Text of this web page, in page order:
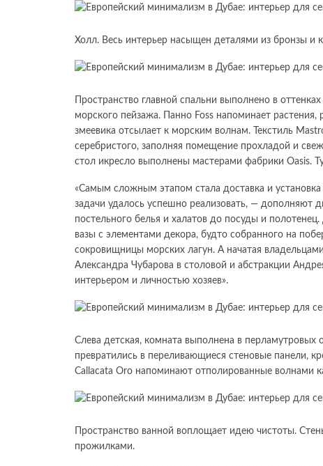
Холл. Весь интерьер насыщен деталями из бронзы и
Пространство главной спальни выполнено в
морского пейзажа. Панно Foss напоминает
змеевика отсылает к морским волнам. Текстиль
серебристого, заполняя помещение прохладой и
стол икресло выполнены мастерами фабрики Oasis.
«Самым сложным этапом стала доставка и
задачи удалось успешно реализовать, —
постельного белья и халатов до посуды и
вазы с элементами декора, будто собранного на
сокровищницы морских лагун. А начатая
Александра Чубарова в столовой и абстракции
интерьером и личностью хозяев».
Слева детская, комната выполнена в перламутровых
превратились в переливающиеся стеновые панели,
Callacata Oro напоминают отполированные волнами
Пространство ванной воплощает идею чистоты.
прожилками.